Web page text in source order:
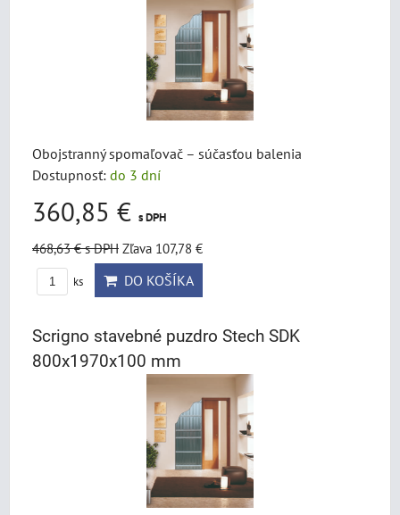
Obojstranný spomaľovač – súčasťou balenia
Dostupnosť: do 3 dní
360,85 € s DPH
468,63 €s DPH Zľava 107,78 €
ks DO KOŠÍKA
Scrigno stavebné puzdro Stech SDK
800x1970x100 mm